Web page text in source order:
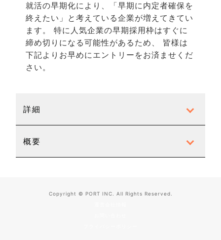
就活の早期化により、「早期に内定者確保を
終えたい」と考えている企業が増えてきてい
ます。 特に人気企業の早期採用枠はすぐに
締め切りになる可能性があるため、 皆様は
下記よりお早めにエントリーをお済ませくだ
さい。
詳細
概要
Copyright © PORT INC. All Rights Reserved.